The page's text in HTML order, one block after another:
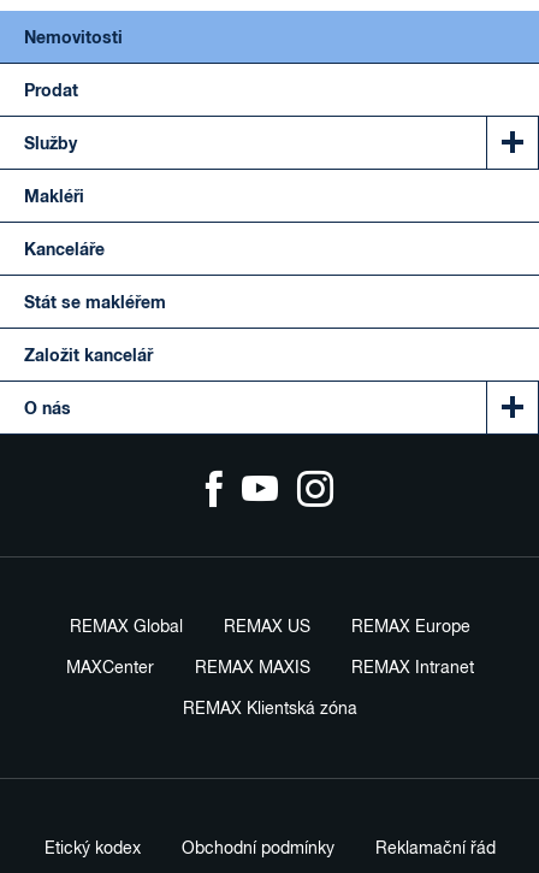
Nemovitosti
Prodat
Služby
Makléři
Kanceláře
Stát se makléřem
Založit kancelář
O nás
REMAX Global REMAX US REMAX Europe
MAXCenter REMAX MAXIS REMAX Intranet
REMAX Klientská zóna
Etický kodex Obchodní podmínky Reklamační řád